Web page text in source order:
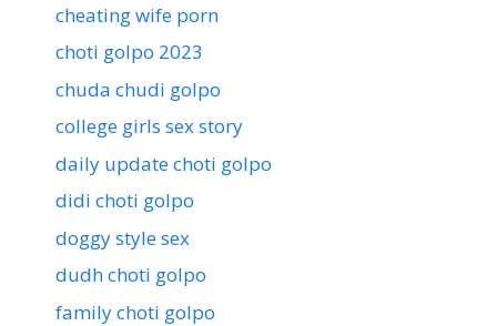
cheating wife porn
choti golpo 2023
chuda chudi golpo
college girls sex story
daily update choti golpo
didi choti golpo
doggy style sex
dudh choti golpo
family choti golpo